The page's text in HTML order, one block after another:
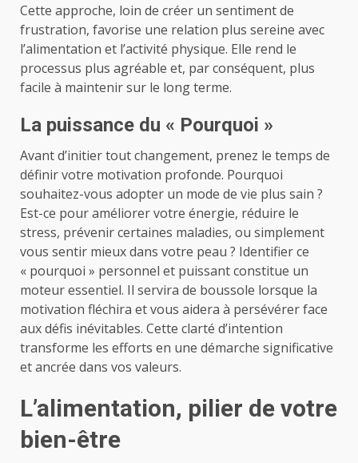
Cette approche, loin de créer un sentiment de
frustration, favorise une relation plus sereine avec
l’alimentation et l’activité physique. Elle rend le
processus plus agréable et, par conséquent, plus
facile à maintenir sur le long terme.
La puissance du « Pourquoi »
Avant d’initier tout changement, prenez le temps de
définir votre motivation profonde. Pourquoi
souhaitez-vous adopter un mode de vie plus sain ?
Est-ce pour améliorer votre énergie, réduire le
stress, prévenir certaines maladies, ou simplement
vous sentir mieux dans votre peau ? Identifier ce
« pourquoi » personnel et puissant constitue un
moteur essentiel. Il servira de boussole lorsque la
motivation fléchira et vous aidera à persévérer face
aux défis inévitables. Cette clarté d’intention
transforme les efforts en une démarche significative
et ancrée dans vos valeurs.
L’alimentation, pilier de votre
bien-être